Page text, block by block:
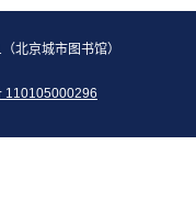
北京城市图书馆）
110105000296